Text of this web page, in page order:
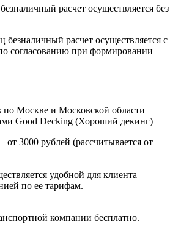
расчет осуществляется без
расчет осуществляется с
согласованию при формировании
по Москве и Московской области
Good Decking (Хороший декинг)
от 3000 рублей (рассчитывается от
удобной для клиента
по ее тарифам.
компании бесплатно.